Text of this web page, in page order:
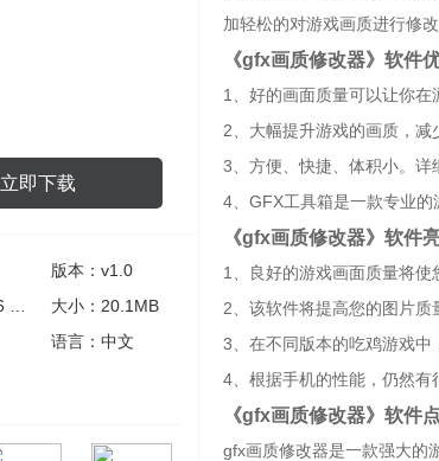
立即下载
版本：v1.0
大小：20.1MB
语言：中文
加轻松的对游戏画质进行修
《gfx画质修改器》软件
1、好的画面质量可以让你在
2、大幅提升游戏的画质，减
3、方便、快捷、体积小。详
4、GFX工具箱是一款专业的
《gfx画质修改器》软件
1、良好的游戏画面质量将使
2、该软件将提高您的图片质
3、在不同版本的吃鸡游戏中
4、根据手机的性能，仍然有
《gfx画质修改器》软件
gfx画质修改器是一款强大的